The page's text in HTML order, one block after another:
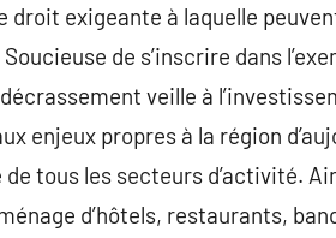
droit exigeante à laquelle
de s’inscrire dans
veille à
enjeux propres à la région
de tous les secteurs d’activité.
d’hôtels, restaurants,